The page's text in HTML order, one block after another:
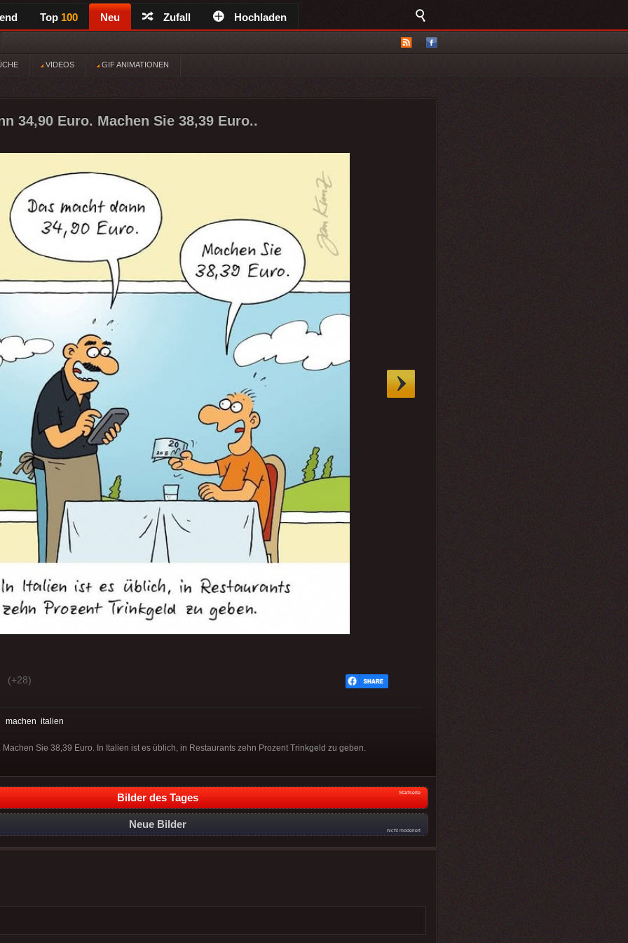
Top 100 Neu Zufall Hochladen
VIDEOS GIF ANIMATIONEN
34,90 Euro. Machen Sie 38,39 Euro..
(+28)
machen italien
Sie 38,39 Euro. In Italien ist es üblich, in Restaurants zehn Prozent Trinkgeld zu geben.
Bilder des Tages Startseite
Neue Bilder
nicht moderiert